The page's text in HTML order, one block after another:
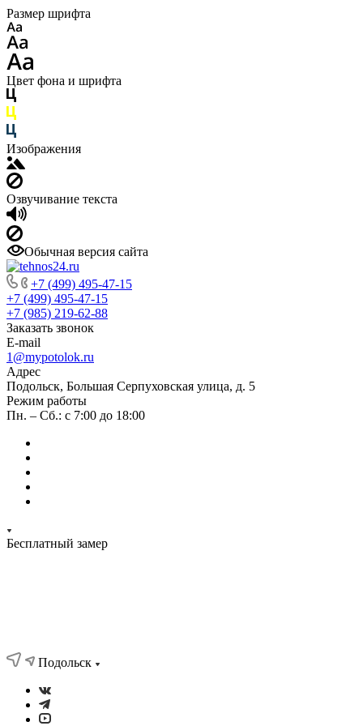
Размер шрифта
Цвет фона и шрифта
Изображения
Озвучивание текста
Обычная версия сайта
+7 (499) 495-47-15
+7 (499) 495-47-15
+7 (985) 219-62-88
Заказать звонок
E-mail
1@mypotolok.ru
Адрес
Подольск, Большая Серпуховская улица, д. 5
Режим работы
Пн. – Сб.: с 7:00 до 18:00
Бесплатный замер
Подольск